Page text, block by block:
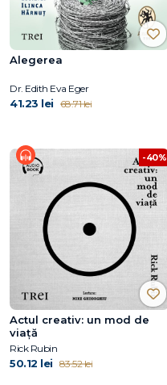
Alegerea
Dr. Edith Eva Eger
41.23 lei 68.71 lei
-40%
Actul creativ: un mod de
viață
Rick Rubin
50.12 lei 83.52 lei